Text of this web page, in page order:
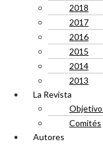
2018
2017
2016
2015
2014
2013
La Revista
Objetivo
Comités
Autores